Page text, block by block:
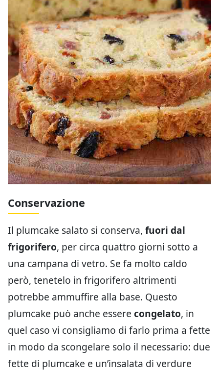
Conservazione
Il plumcake salato si conserva, fuori dal
frigorifero, per circa quattro giorni sotto a
una campana di vetro. Se fa molto caldo
però, tenetelo in frigorifero altrimenti
potrebbe ammuffire alla base. Questo
plumcake può anche essere congelato, in
quel caso vi consigliamo di farlo prima a fette
in modo da scongelare solo il necessario: due
fette di plumcake e un’insalata di verdure